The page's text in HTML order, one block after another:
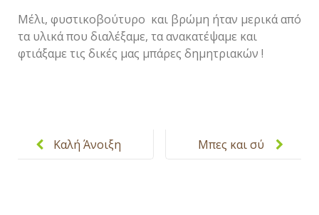
Μέλι, φυστικοβούτυρο και βρώμη ήταν μερικά από
τα υλικά που διαλέξαμε, τα ανακατέψαμε και
φτιάξαμε τις δικές μας μπάρες δημητριακών !
navigationΚαλή Άνοιξη
Μπες και σύ